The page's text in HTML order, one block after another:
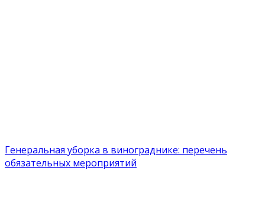
Генеральная уборка в винограднике: перечень
обязательных мероприятий